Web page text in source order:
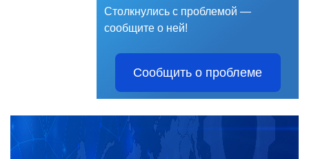
Столкнулись с проблемой —
сообщите о ней!
Сообщить о проблеме